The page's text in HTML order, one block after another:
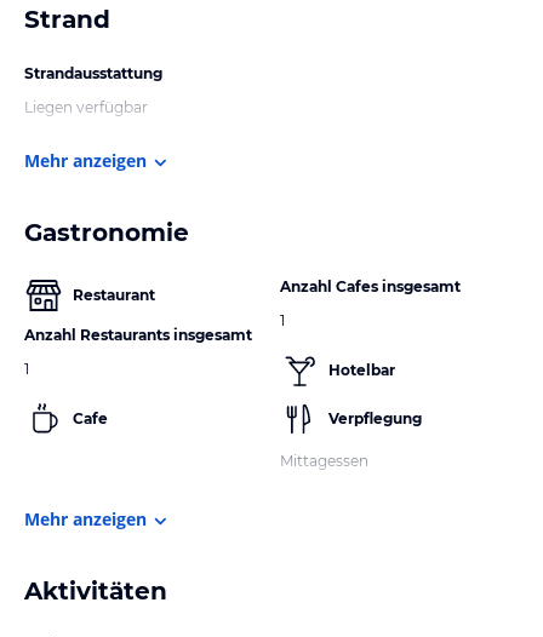
Strand
Strandausstattung
Liegen verfügbar
Mehr anzeigen
Gastronomie
Restaurant
Anzahl Restaurants insgesamt
1
Cafe
Anzahl Cafes insgesamt
1
Hotelbar
Verpflegung
Mittagessen
Mehr anzeigen
Aktivitäten